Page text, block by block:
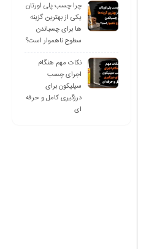
چرا چسب پلی اورتان
یکی از بهترین گزینه
ها برای چسباندن
سطوح ناهموار است؟
نکات مهم هنگام
اجرای چسب
سیلیکون برای
درزگیری کامل و حرفه
ای